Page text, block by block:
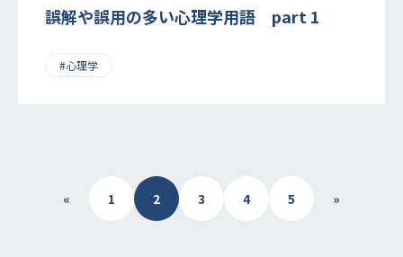
誤解や誤用の多い心理学用語 part 1
#心理学
« 1 2 3 4 5 »